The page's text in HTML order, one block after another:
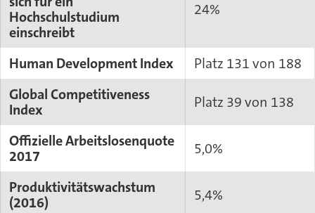
Hochschulstudium
einschreibt
24%
Human Development Index
Platz 131 von 188
Global Competitiveness
Index
Platz 39 von 138
Offizielle Arbeitslosenquote
2017
5,0%
Produktivitätswachstum
(2016)
5,4%